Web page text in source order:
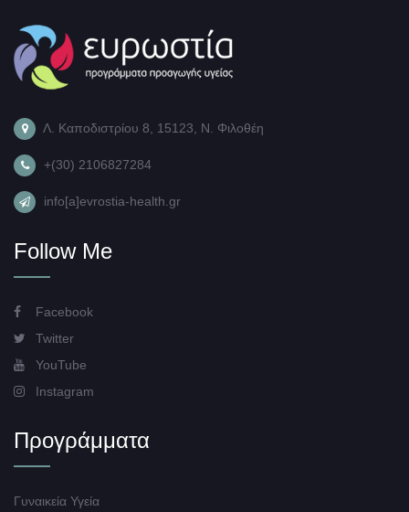
Λ. Καποδιστρίου 8, 15123, Ν. Φιλοθέη
+(30) 2106827284
info[a]evrostia-health.gr
Follow Me
Facebook
Twitter
YouTube
Instagram
Προγράμματα
Γυναικεία Υγεία